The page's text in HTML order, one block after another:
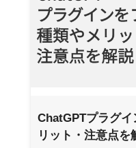
ChatGPTプラグ
リット・注意点を